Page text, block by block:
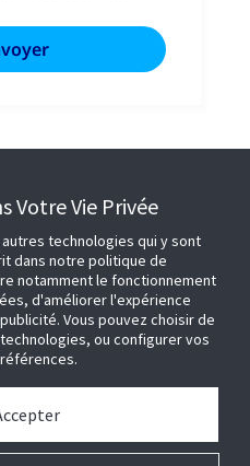
Votre Vie Privée
technologies qui y sont
dans notre politique de
notamment le fonctionnement
d'améliorer l'expérience
Vous pouvez choisir de
ou configurer vos